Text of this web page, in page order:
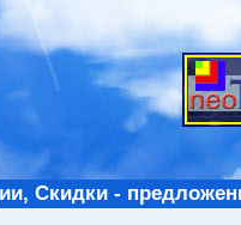
Скидки -